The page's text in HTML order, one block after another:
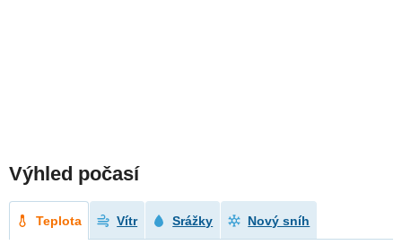
Výhled počasí
Teplota Vítr Srážky Nový sníh